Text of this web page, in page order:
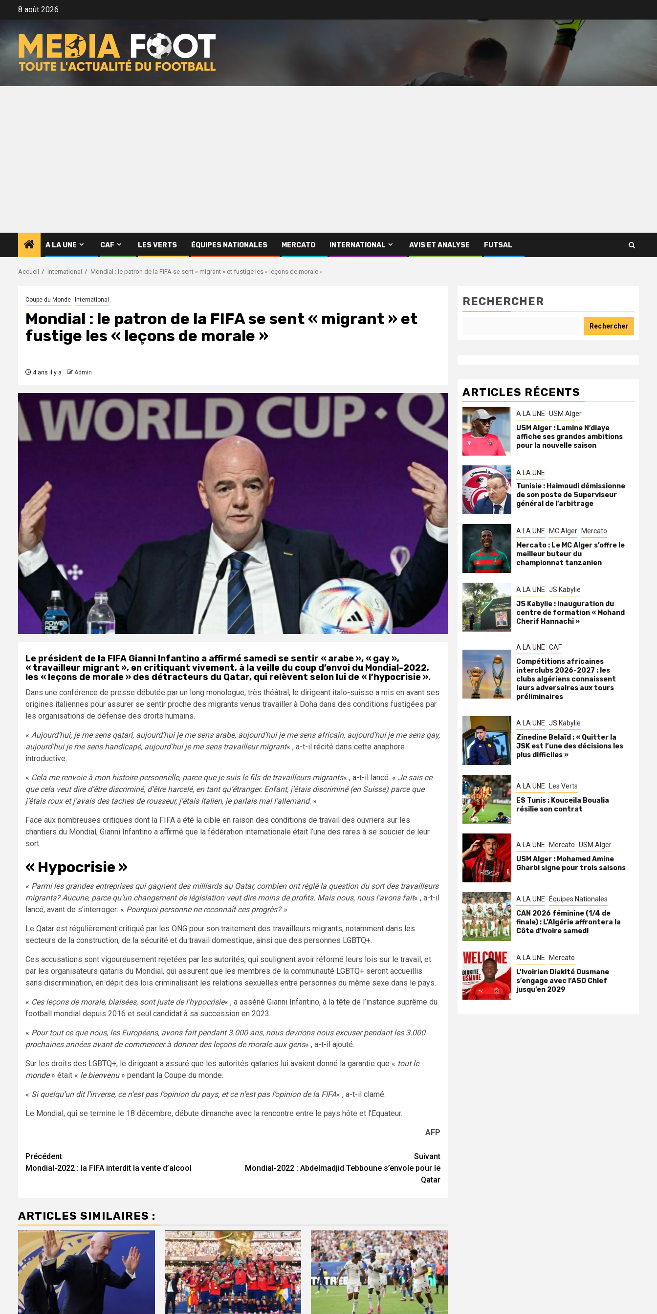
8 août 2026
A LA UNE CAF LES VERTS ÉQUIPES NATIONALES MERCATO INTERNATIONAL AVIS ET ANALYSE FUTSAL
Accueil International Mondial : le patron de la FIFA se sent « migrant » et fustige les « leçons de morale »
Coupe du Monde International
Mondial : le patron de la FIFA se sent « migrant » et
fustige les « leçons de morale »
4 ans il y a Admin
Le président de la FIFA Gianni Infantino a affirmé samedi se sentir « arabe », « gay »,
« travailleur migrant », en critiquant vivement, à la veille du coup d’envoi du Mondial-2022,
les « leçons de morale » des détracteurs du Qatar, qui relèvent selon lui de « l’hypocrisie ».
Dans une conférence de presse débutée par un long monologue, très théâtral, le dirigeant italo-suisse a mis en avant ses
origines italiennes pour assurer se sentir proche des migrants venus travailler à Doha dans des conditions fustigées par
les organisations de défense des droits humains.
« Aujourd’hui, je me sens qatari, aujourd’hui je me sens arabe, aujourd’hui je me sens africain, aujourd’hui je me sens gay,
aujourd’hui je me sens handicapé, aujourd’hui je me sens travailleur migrant« , a-t-il récité dans cette anaphore
introductive.
« Cela me renvoie à mon histoire personnelle, parce que je suis le fils de travailleurs migrants« , a-t-il lancé. « Je sais ce
que cela veut dire d’être discriminé, d’être harcelé, en tant qu’étranger. Enfant, j’étais discriminé (en Suisse) parce que
j’étais roux et j’avais des taches de rousseur, j’étais Italien, je parlais mal l’allemand. »
Face aux nombreuses critiques dont la FIFA a été la cible en raison des conditions de travail des ouvriers sur les
chantiers du Mondial, Gianni Infantino a affirmé que la fédération internationale était l’une des rares à se soucier de leur
sort.
« Hypocrisie »
« Parmi les grandes entreprises qui gagnent des milliards au Qatar, combien ont réglé la question du sort des travailleurs
migrants? Aucune, parce qu’un changement de législation veut dire moins de profits. Mais nous, nous l’avons fait« , a-t-il
lancé, avant de s’interroger: « Pourquoi personne ne reconnaît ces progrès? »
Le Qatar est régulièrement critiqué par les ONG pour son traitement des travailleurs migrants, notamment dans les
secteurs de la construction, de la sécurité et du travail domestique, ainsi que des personnes LGBTQ+.
Ces accusations sont vigoureusement rejetées par les autorités, qui soulignent avoir réformé leurs lois sur le travail, et
par les organisateurs qataris du Mondial, qui assurent que les membres de la communauté LGBTQ+ seront accueillis
sans discrimination, en dépit des lois criminalisant les relations sexuelles entre personnes du même sexe dans le pays.
« Ces leçons de morale, biaisées, sont juste de l’hypocrisie« , a asséné Gianni Infantino, à la tête de l’instance suprême du
football mondial depuis 2016 et seul candidat à sa succession en 2023.
« Pour tout ce que nous, les Européens, avons fait pendant 3.000 ans, nous devrions nous excuser pendant les 3.000
prochaines années avant de commencer à donner des leçons de morale aux gens« , a-t-il ajouté.
Sur les droits des LGBTQ+, le dirigeant a assuré que les autorités qataries lui avaient donné la garantie que « tout le
monde» était « le bienvenu» pendant la Coupe du monde.
« Si quelqu’un dit l’inverse, ce n’est pas l’opinion du pays, et ce n’est pas l’opinion de la FIFA« , a-t-il clamé.
Le Mondial, qui se termine le 18 décembre, débute dimanche avec la rencontre entre le pays hôte et l’Equateur.
AFP
Navigation
d’article
Précédent
Mondial-2022 : la FIFA interdit la vente d’alcool
Suivant
Mondial-2022 : Abdelmadjid Tebboune s’envole pour le
Qatar
ARTICLES SIMILAIRES :
RECHERCHER
Rechercher
ARTICLES RÉCENTS
A LA UNE USM Alger
USM Alger : Lamine N’diaye
affiche ses grandes ambitions
pour la nouvelle saison
A LA UNE
Tunisie : Haimoudi démissionne
de son poste de Superviseur
général de l’arbitrage
A LA UNE MC Alger Mercato
Mercato : Le MC Alger s’offre le
meilleur buteur du
championnat tanzanien
A LA UNE JS Kabylie
JS Kabylie : inauguration du
centre de formation « Mohand
Cherif Hannachi »
A LA UNE CAF
Compétitions africaines
interclubs 2026-2027 : les
clubs algériens connaissent
leurs adversaires aux tours
préliminaires
A LA UNE JS Kabylie
Zinedine Belaïd : « Quitter la
JSK est l’une des décisions les
plus difficiles »
A LA UNE Les Verts
ES Tunis : Kouceila Boualia
résilie son contrat
A LA UNE Mercato USM Alger
USM Alger : Mohamed Amine
Gharbi signe pour trois saisons
A LA UNE Équipes Nationales
CAN 2026 féminine (1/4 de
finale) : L’Algérie affrontera la
Côte d’Ivoire samedi
A LA UNE Mercato
L’Ivoirien Diakité Ousmane
s’engage avec l’ASO Chlef
jusqu’en 2029